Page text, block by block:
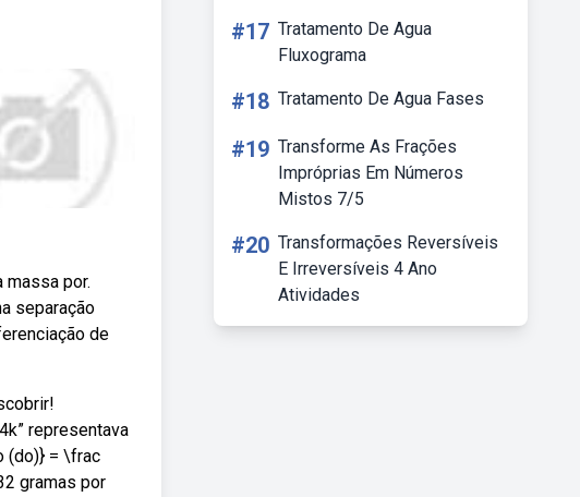
por.
separação
de
representava
(do)} = \frac
gramas por
#17 Tratamento De Agua
Fluxograma
#18 Tratamento De Agua Fases
#19 Transforme As Frações
Impróprias Em Números
Mistos 7/5
#20 Transformações Reversíveis
E Irreversíveis 4 Ano
Atividades